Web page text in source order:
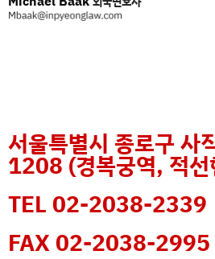
서울특별시 종로구 사
1208 (경복궁역, 적선
TEL 02-2038-2339
FAX 02-2038-2995